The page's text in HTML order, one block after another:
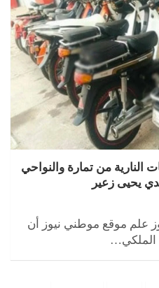
من تمارة والنواحي
يحيى زعير
علم موقع موطني نيوز أن
الملكي…